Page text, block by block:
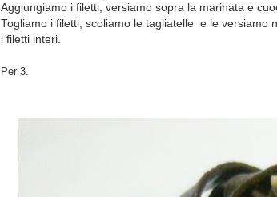
Aggiungiamo i filetti, versiamo sopra la marinata e
Togliamo i filetti, scoliamo le tagliatelle e le versiamo
i filetti interi.
Per 3.